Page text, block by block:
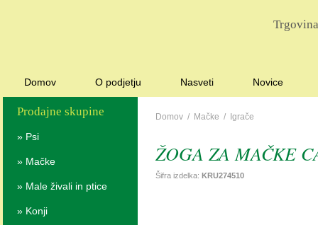
Domov O podjetju Nasveti Novice
Prodajne skupine
» Psi
» Mačke
» Male živali in ptice
» Konji
Domov / Mačke / Igrače
ŽOGA ZA MAČKE
Šifra izdelka: KRU274510